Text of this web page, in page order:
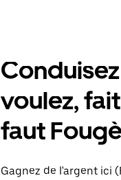
voulez,
faut
Gagnez de l'argent ici